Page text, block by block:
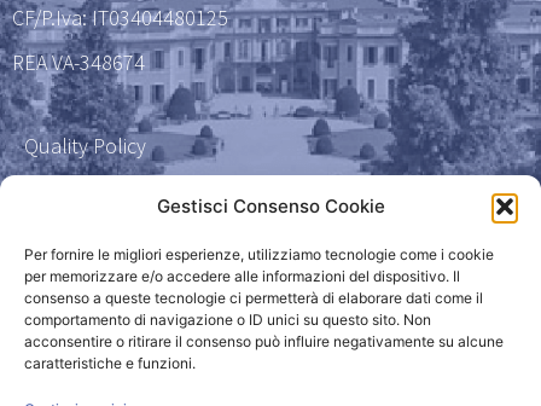
Gestisci Consenso Cookie
Per fornire le migliori esperienze, utilizziamo tecnologie come i cookie
per memorizzare e/o accedere alle informazioni del dispositivo. Il
consenso a queste tecnologie ci permetterà di elaborare dati come il
comportamento di navigazione o ID unici su questo sito. Non
acconsentire o ritirare il consenso può influire negativamente su alcune
caratteristiche e funzioni.
CF/P.Iva: IT03404480125
REA VA-348674
Quality Policy
Privacy Policy
Powered by